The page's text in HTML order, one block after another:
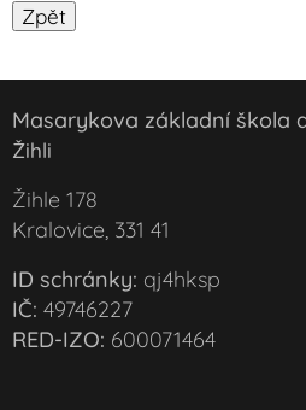
Masarykova základní
Žihli
Žihle 178
Kralovice, 331 41
ID schránky: qj4hksp
IČ: 49746227
RED-IZO: 600071464